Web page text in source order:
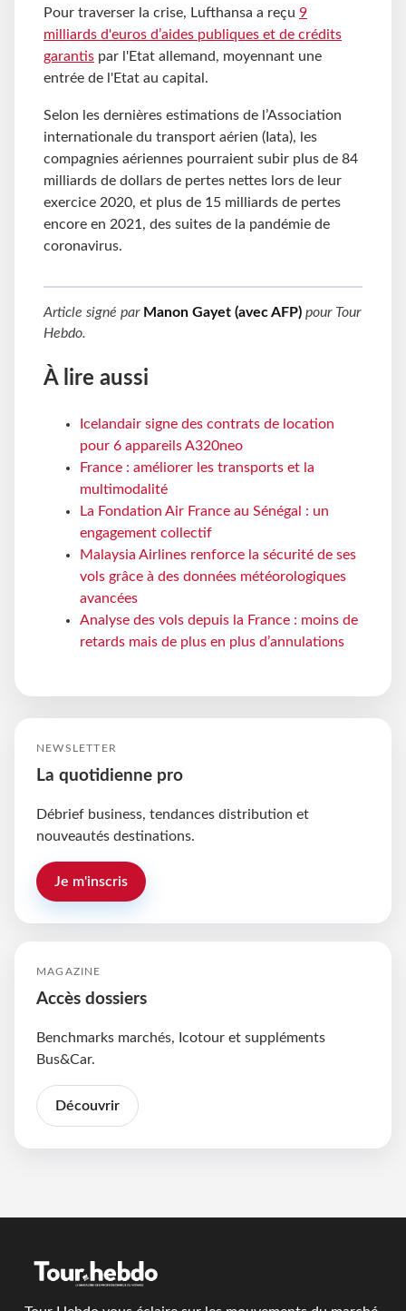
Pour traverser la crise, Lufthansa a reçu 9
milliards d'euros d’aides publiques et de crédits
garantis par l'Etat allemand, moyennant une
entrée de l'Etat au capital.
Selon les dernières estimations de l’Association
internationale du transport aérien (Iata), les
compagnies aériennes pourraient subir plus de 84
milliards de dollars de pertes nettes lors de leur
exercice 2020, et plus de 15 milliards de pertes
encore en 2021, des suites de la pandémie de
coronavirus.
Article signé par Manon Gayet (avec AFP) pour Tour
Hebdo.
À lire aussi
Icelandair signe des contrats de location
pour 6 appareils A320neo
France : améliorer les transports et la
multimodalité
La Fondation Air France au Sénégal : un
engagement collectif
Malaysia Airlines renforce la sécurité de ses
vols grâce à des données météorologiques
avancées
Analyse des vols depuis la France : moins de
retards mais de plus en plus d’annulations
NEWSLETTER
La quotidienne pro
Débrief business, tendances distribution et
nouveautés destinations.
Je m'inscris
MAGAZINE
Accès dossiers
Benchmarks marchés, Icotour et suppléments
Bus&Car.
Découvrir